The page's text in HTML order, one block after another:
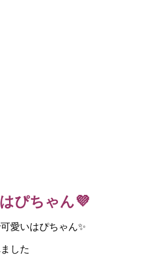
ぴちゃん💜
愛いはぴちゃん✨
した